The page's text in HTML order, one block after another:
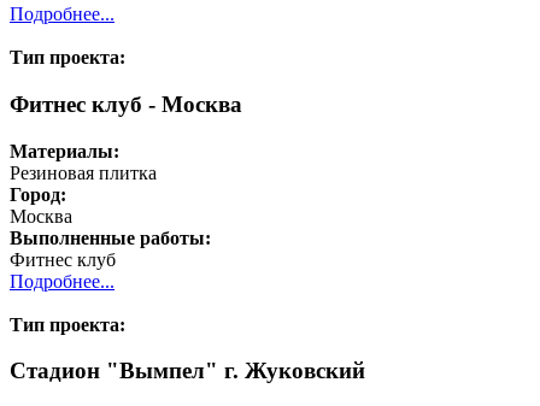
Подробнее...
Тип проекта:
Фитнес клуб - Москва
Материалы:
Резиновая плитка
Город:
Москва
Выполненные работы:
Фитнес клуб
Подробнее...
Тип проекта:
Стадион "Вымпел" г. Жуковский